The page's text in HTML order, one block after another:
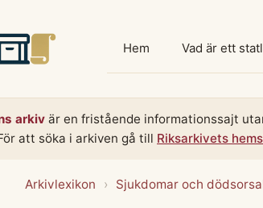
Hem Vad är ett
arkiv är en fristående informationssajt
att söka i arkiven gå till Riksarkivets
Arkivlexikon › Sjukdomar och